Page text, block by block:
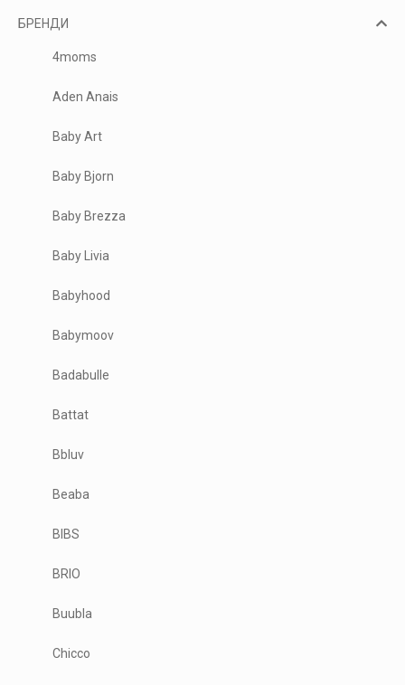
БРЕНДИ
4moms
Aden Anais
Baby Art
Baby Bjorn
Baby Brezza
Baby Livia
Babyhood
Babymoov
Badabulle
Battat
Bbluv
Beaba
BIBS
BRIO
Buubla
Chicco